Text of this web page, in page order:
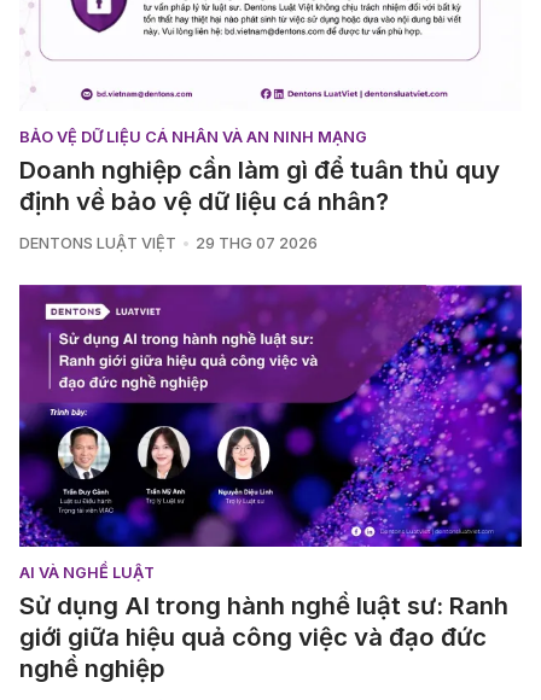
BẢO VỆ DỮ LIỆU CÁ NHÂN VÀ AN NINH MẠNG
Doanh nghiệp cần làm gì để tuân thủ quy
định về bảo vệ dữ liệu cá nhân?
DENTONS LUẬT VIỆT 29 THG 07 2026
AI VÀ NGHỀ LUẬT
Sử dụng AI trong hành nghề luật sư: Ranh
giới giữa hiệu quả công việc và đạo đức
nghề nghiệp